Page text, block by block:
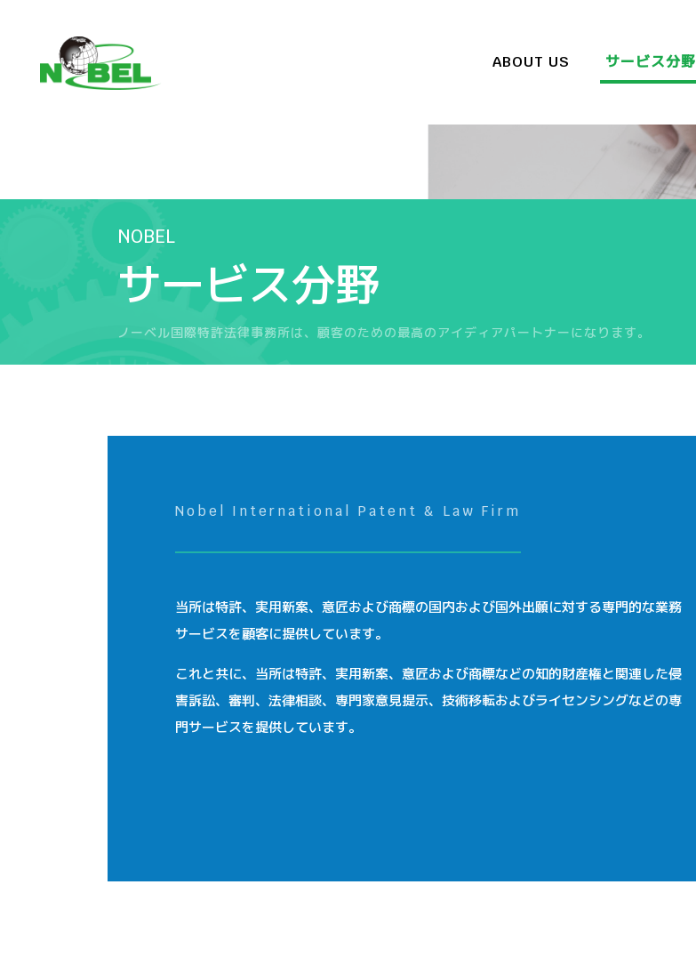
ABOUT US サービス分野
NOBEL
サービス分野
ノーベル国際特許法律事務所は、顧客のための最高のアイディアパートナーになります。
Nobel International Patent & Law Firm
当所は特許、実用新案、意匠および商標の国内および国外出願に対する専門的な業務
サービスを顧客に提供しています。
これと共に、当所は特許、実用新案、意匠および商標などの知的財産権と関連した侵
害訴訟、審判、法律相談、専門家意見提示、技術移転およびライセンシングなどの専
門サービスを提供しています。